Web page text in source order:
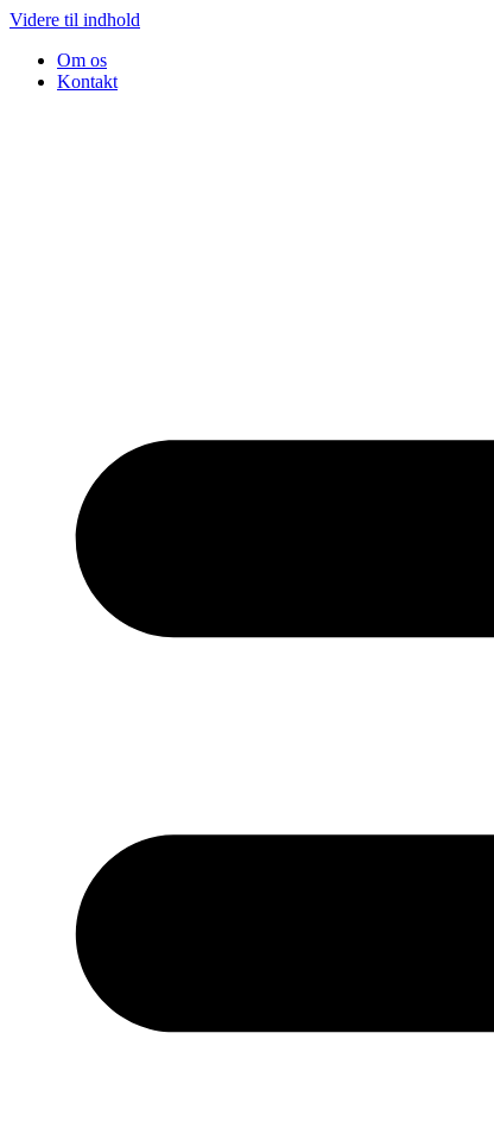
Videre til indhold
Om os
Kontakt